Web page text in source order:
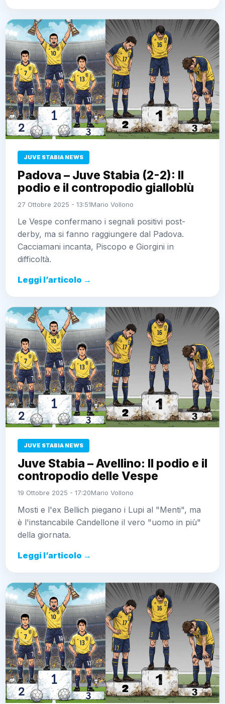
JUVE STABIA NEWS
Padova – Juve Stabia (2-2): Il
podio e il contropodio gialloblù
27 Ottobre 2025 - 13:51Mario Vollono
Le Vespe confermano i segnali positivi post-
derby, ma si fanno raggiungere dal Padova.
Cacciamani incanta, Piscopo e Giorgini in
difficoltà.
Leggi l’articolo →
JUVE STABIA NEWS
Juve Stabia – Avellino: Il podio e il
contropodio delle Vespe
19 Ottobre 2025 - 17:20Mario Vollono
Mosti e l'ex Bellich piegano i Lupi al "Menti", ma
è l'instancabile Candellone il vero "uomo in più"
della giornata.
Leggi l’articolo →